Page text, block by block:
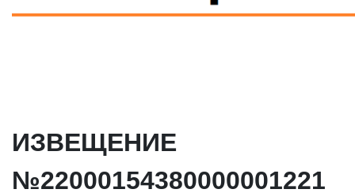
ИЗВЕЩЕНИЕ
№22000154380000001221